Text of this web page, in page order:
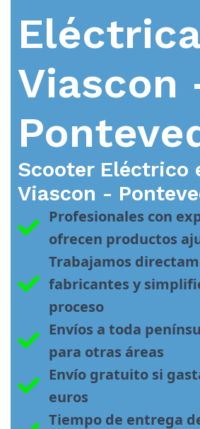
Viascon
Scooter Eléctrico
Viascon -
Profesionales con
ofrecen productos
Trabajamos
fabricantes y
proceso
Envíos a toda
para otras áreas
Envío gratuito si
euros
Tiempo de entrega